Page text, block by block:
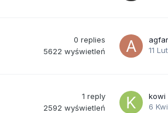
0 replies
5622 wyświetleń
11
1 reply
2592 wyświetleń
kowi
6